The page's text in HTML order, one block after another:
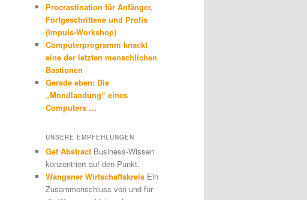
Procrastination für Anfänger,
Fortgeschrittene und Profis
(Impuls-Workshop)
Computerprogramm knackt
eine der letzten menschlichen
Bastionen
Gerade eben: Die
„Mondlandung“ eines
Computers …
UNSERE EMPFEHLUNGEN
Get Abstract Business-Wissen
konzentriert auf den Punkt.
Wangener Wirtschaftskreis Ein
Zusammenschluss von und für